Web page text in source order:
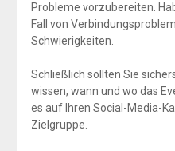
Probleme vorzubereiten.
Fall von
Schwierigkeiten.
Schließlich sollten Sie
wissen, wann und wo das
es auf Ihren Social-Media-
Zielgruppe.